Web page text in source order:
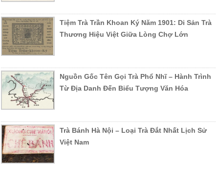
Tiệm Trà Trần Khoan Ký Năm 1901: Di Sản Trà
Thương Hiệu Việt Giữa Lòng Chợ Lớn
Nguồn Gốc Tên Gọi Trà Phổ Nhĩ – Hành Trình
Từ Địa Danh Đến Biểu Tượng Văn Hóa
Trà Bánh Hà Nội – Loại Trà Đắt Nhất Lịch Sử
Việt Nam